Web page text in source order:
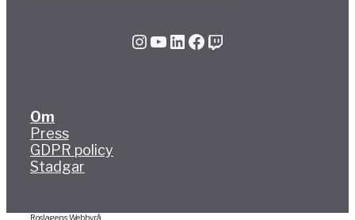
InstagramYouTube LinkedIn Facebook Twitch
Om
Press
GDPR policy
Stadgar
Roslagens Webbyrå